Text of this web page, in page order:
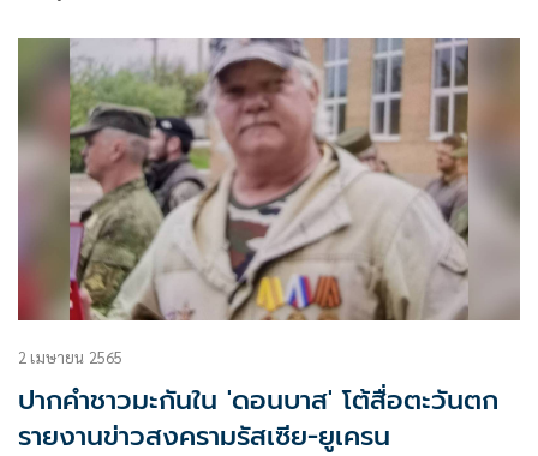
2 เมษายน 2565
ปากคำชาวมะกันใน 'ดอนบาส' โต้สื่อตะวันตก
รายงานข่าวสงครามรัสเซีย-ยูเครน